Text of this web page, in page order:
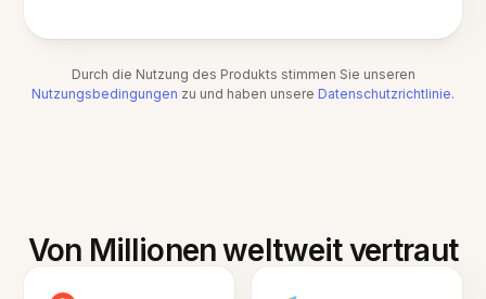
Durch die Nutzung des Produkts stimmen Sie unseren
Nutzungsbedingungen zu und haben unsere Datenschutzrichtlinie.
Von Millionen weltweit vertraut